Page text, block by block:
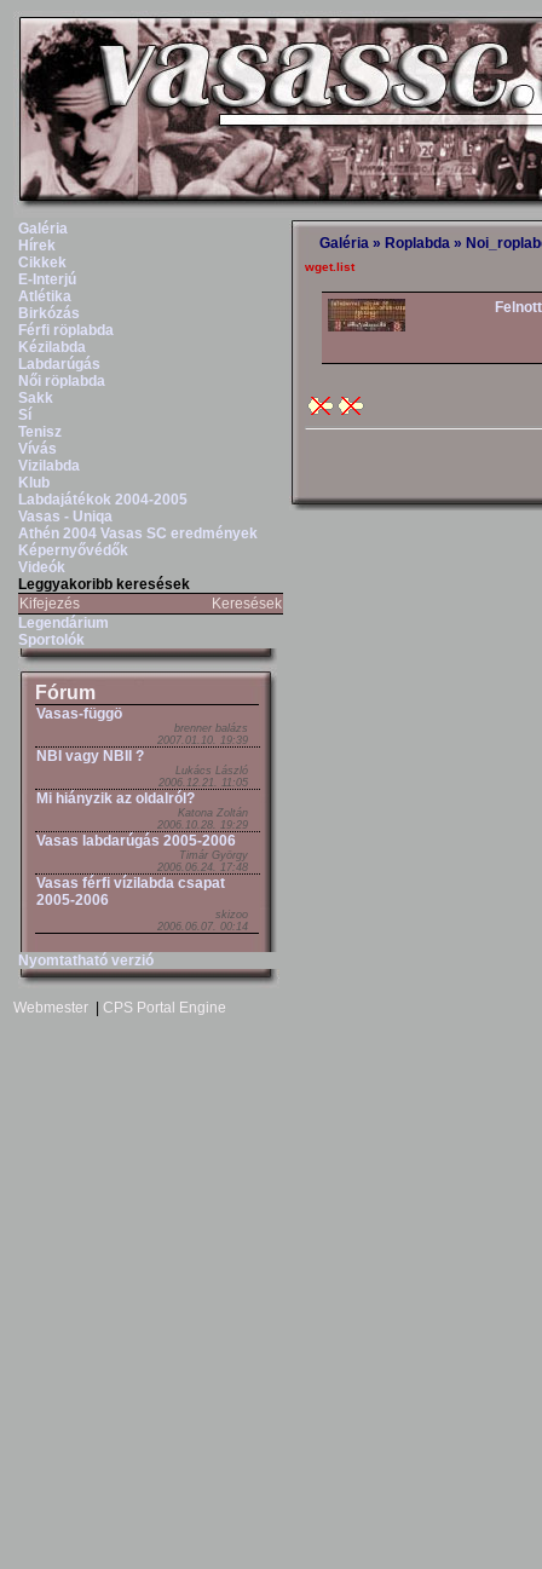
Galéria
Hírek
Cikkek
E-Interjú
Atlétika
Birkózás
Férfi röplabda
Kézilabda
Labdarúgás
Női röplabda
Sakk
Sí
Tenisz
Vívás
Vizilabda
Klub
Labdajátékok 2004-2005
Vasas - Uniqa
Athén 2004 Vasas SC eredmények
Képernyővédők
Videók
Leggyakoribb keresések
Kifejezés
Keresések
Legendárium
Sportolók
Fórum
Vasas-függö
brenner balázs
2007.01.10. 19:39
NBI vagy NBII ?
Lukács László
2006.12.21. 11:05
Mi hiányzik az oldalról?
Katona Zoltán
2006.10.28. 19:29
Vasas labdarúgás 2005-2006
Timár György
2006.06.24. 17:48
Vasas férfi vízilabda csapat
2005-2006
skizoo
2006.06.07. 00:14
Nyomtatható verzió
Galéria » Roplabda »
wget.list
Felnott
Webmester CPS Portal Engine